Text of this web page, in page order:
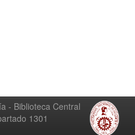
- Biblioteca Central
1301